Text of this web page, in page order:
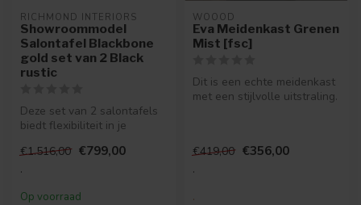
RICHMOND INTERIORS
Showroommodel
Salontafel Blackbone
gold set van 2 Black
rustic
Deze set van 2 salontafels
biedt flexibiliteit in je
same...
€1.516,00 €799,00
.
Op voorraad
WOOOD
Eva Meidenkast Grenen
Mist [fsc]
Dit is een echte meidenkast
met een stijlvolle uitstraling.
€419,00 €356,00
.
.